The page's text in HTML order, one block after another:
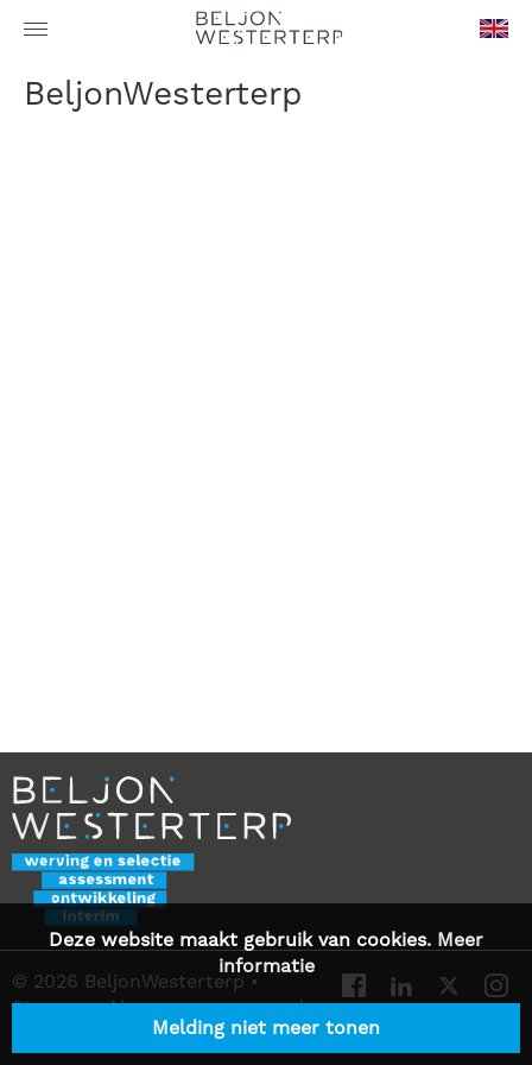
Deze website maakt gebruik van cookies. Meer
informatie
Melding niet meer tonen
BeljonWesterterp
© 2026 BeljonWesterterp •
Sitemap• Algemene voorwaarden
Privacy Statement• Contact